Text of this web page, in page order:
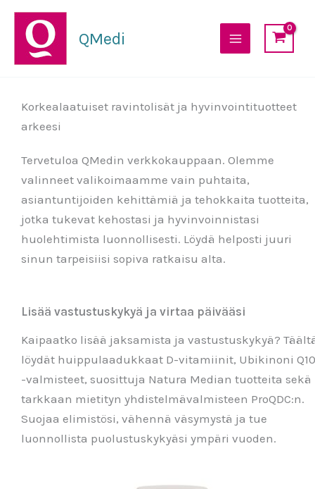
Siirry
sisältöön
QMedi
Korkealaatuiset ravintolisät ja hyvinvointituotteet
arkeesi
Tervetuloa QMedin verkkokauppaan. Olemme
valinneet valikoimaamme vain puhtaita,
asiantuntijoiden kehittämiä ja tehokkaita tuotteita,
jotka tukevat kehostasi ja hyvinvoinnistasi
huolehtimista luonnollisesti. Löydä helposti juuri
sinun tarpeisiisi sopiva ratkaisu alta.
Lisää vastustuskykyä ja virtaa päivääsi
Kaipaatko lisää jaksamista ja vastustuskykyä?
löydät huippulaadukkaat D-vitamiinit, Ubikinoni Q10
-valmisteet, suosittuja Natura Median tuotteita sekä
tarkkaan mietityn yhdistelmävalmisteen ProQDC:n.
Suojaa elimistösi, vähennä väsymystä ja tue
luonnollista puolustuskykyäsi ympäri vuoden.